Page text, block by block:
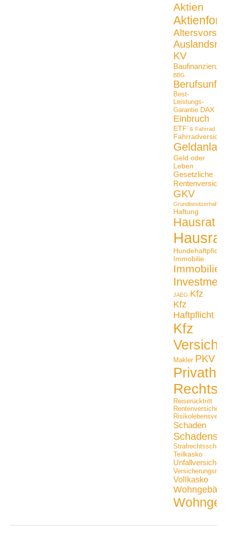
Aktien
KV
Baufinanzierung
BBG
Best-
Leistungs-
Garantie DAX
Einbruch
ETF´s Fahrrad
Geld oder
Leben
Gesetzliche
GKV
Haftung
Hausrat
Hundehaftpficht
Immobilie
JAEG Kfz
Kfz
Haftpflicht
Kfz
Makler PKV
Reiserücktritt
Schaden
Strafrechtsschutz
Teilkasko
Vollkasko